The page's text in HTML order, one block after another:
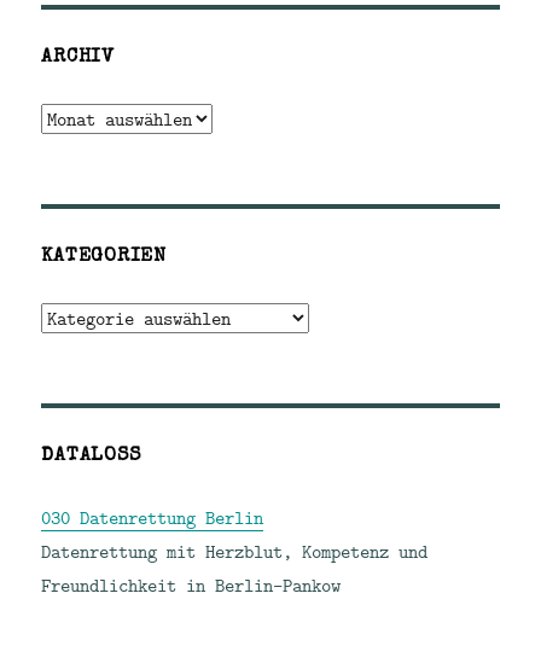
ARCHIV
Archiv
KATEGORIEN
Kategorien
DATALOSS
030 Datenrettung Berlin
Datenrettung mit Herzblut, Kompetenz und
Freundlichkeit in Berlin-Pankow